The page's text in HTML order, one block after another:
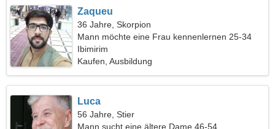
Zaqueu
36 Jahre, Skorpion
Mann möchte eine Frau kennenlernen 25-34
Ibimirim
Kaufen, Ausbildung
Luca
56 Jahre, Stier
Mann sucht eine ältere Dame 46-54